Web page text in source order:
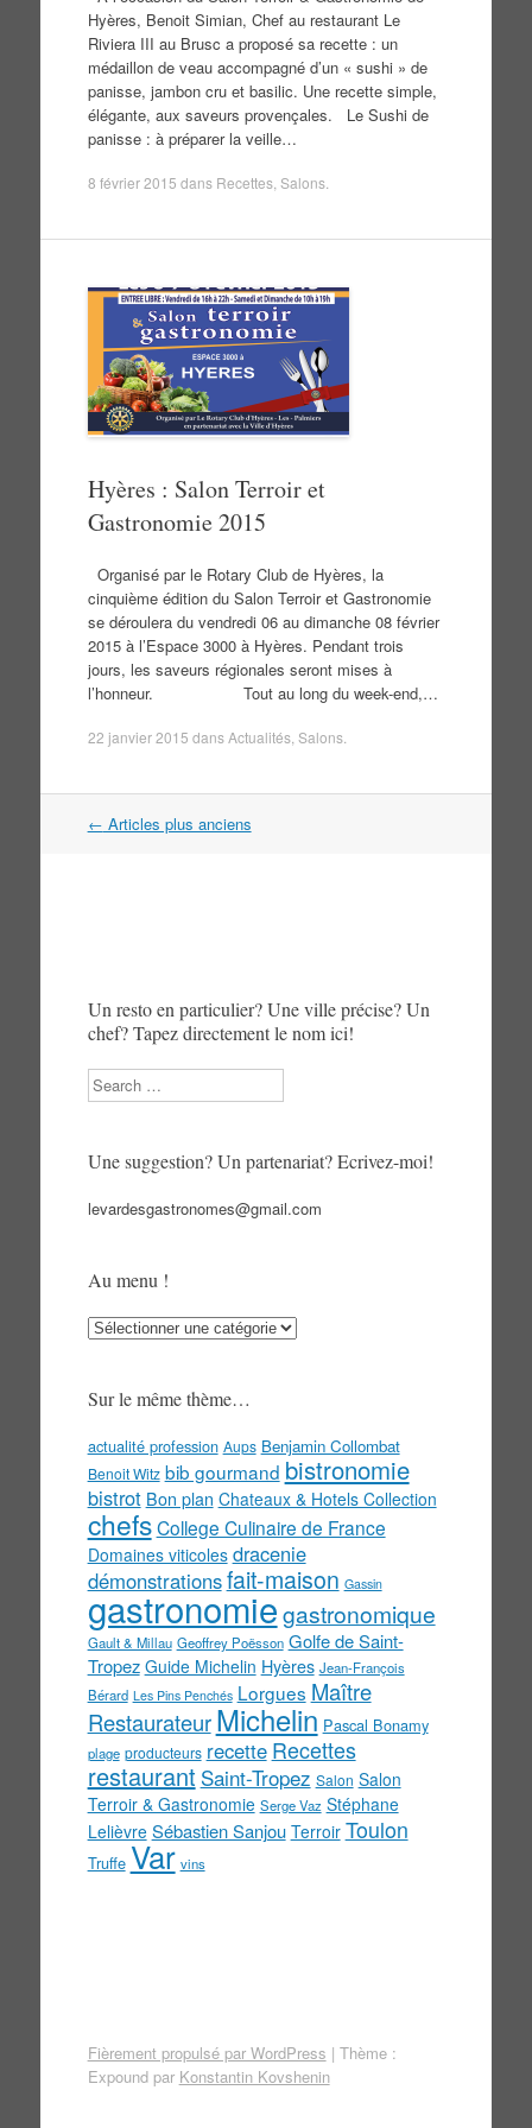
Hyères, Benoit Simian, Chef au restaurant Le
Riviera III au Brusc a proposé sa recette : un
médaillon de veau accompagné d’un « sushi » de
panisse, jambon cru et basilic. Une recette simple,
élégante, aux saveurs provençales. Le Sushi de
panisse : à préparer la veille…
8 février 2015 dans Recettes, Salons.
Hyères : Salon Terroir et
Gastronomie 2015
Organisé par le Rotary Club de Hyères, la
cinquième édition du Salon Terroir et Gastronomie
se déroulera du vendredi 06 au dimanche 08 février
2015 à l’Espace 3000 à Hyères. Pendant trois
jours, les saveurs régionales seront mises à
l’honneur. Tout au long du week-end,…
22 janvier 2015 dansActualités, Salons.
Navigation
← Articles plus anciens
Un resto en particulier? Une ville précise? Un
chef? Tapez directement le nom ici!
Search
Une suggestion? Un partenariat? Ecrivez-moi!
levardesgastronomes@gmail.com
Au menu !
Au
Sur le même thème…
actualité profession Aups Benjamin Collombat
Benoit Witz bib gourmand bistronomie
bistrot Bon plan Chateaux & Hotels Collection
chefs College Culinaire de France
Domaines viticoles dracenie
démonstrationsfait-maison Gassin
gastronomiegastronomique
Gault & Millau Geoffrey Poësson Golfe de Saint-
Tropez Guide Michelin Hyères Jean-François
Bérard Les Pins Penchés Lorgues Maître
Restaurateur Michelin Pascal Bonamy
plage producteurs recette Recettes
restaurant Saint-Tropez Salon Salon
Terroir & Gastronomie Serge Vaz Stéphane
Lelièvre Sébastien Sanjou Terroir Toulon
Truffe Var vins
Fièrement propulsé par WordPress | Thème :
Expound par Konstantin Kovshenin